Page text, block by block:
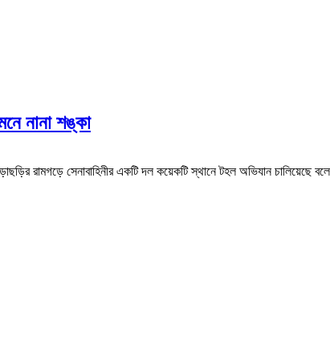
নানা শঙ্কা
রামগড়ে সেনাবাহিনীর একটি দল কয়েকটি স্থানে টহল অভিযান